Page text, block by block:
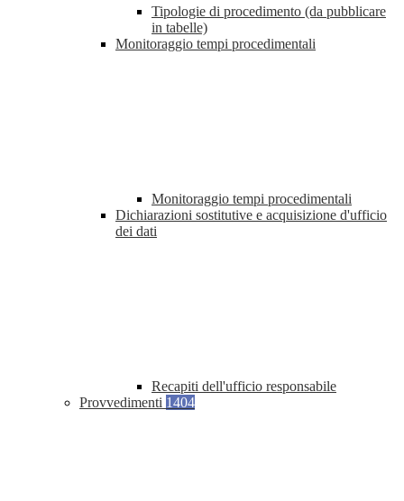
Tipologie di procedimento (da pubblicare
in tabelle)
Monitoraggio tempi procedimentali
Monitoraggio tempi procedimentali
Dichiarazioni sostitutive e acquisizione d'ufficio
dei dati
Recapiti dell'ufficio responsabile
Provvedimenti 1404